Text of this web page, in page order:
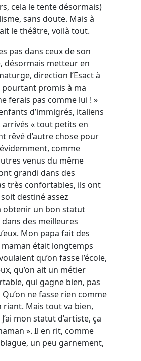
cela le tente désormais)
sans doute. Mais à
le théâtre, voilà tout.
pas dans ceux de son
désormais metteur en
direction l’Esact à
pourtant promis à ma
ferais pas comme lui ! »
d’immigrés, italiens
arrivés « tout petits en
rêvé d’autre chose pour
comme
venus du même
grandi dans des
très confortables, ils ont
destiné assez
obtenir un bon statut
des meilleures
Mon papa fait des
était longtemps
qu’on fasse l’école,
qu’on ait un métier
qui gagne bien, pas
ne fasse rien comme
riant. Mais tout va bien,
mon statut d’artiste, ça
». Il en rit, comme
un peu garnement,